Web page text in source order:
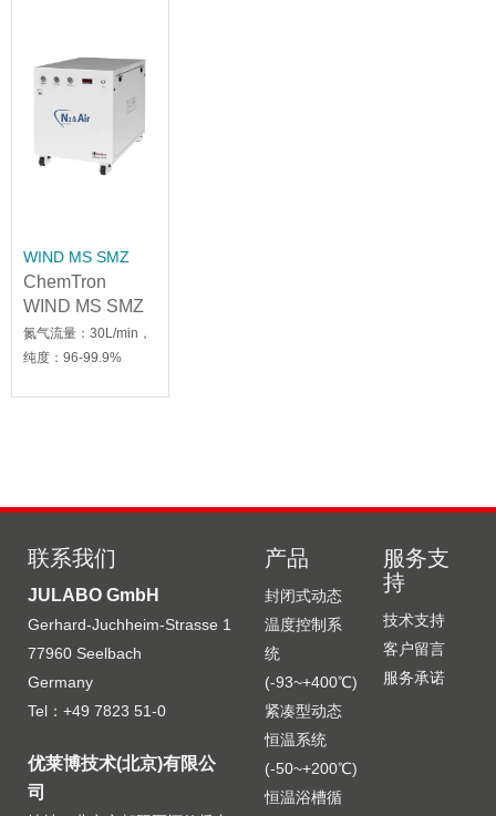
WIND MS SMZ
ChemTron
WIND MS SMZ
液质用氮气发生
器
氮气流量：30L/min，
纯度：96-99.9%
联系我们
JULABO GmbH
Gerhard-Juchheim-Strasse 1
77960 Seelbach
Germany
Tel：+49 7823 51-0
优莱博技术(北京)有限公
司
产品
封闭式动态
温度控制系
统
(-93~+400℃)
紧凑型动态
恒温系统
(-50~+200℃)
恒温浴槽循
服务支
持
技术支持
客户留言
服务承诺